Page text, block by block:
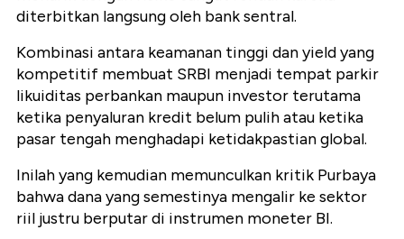
diterbitkan langsung oleh bank sentral.
Kombinasi antara keamanan tinggi dan yield yang
kompetitif membuat SRBI menjadi tempat parkir
likuiditas perbankan maupun investor terutama
ketika penyaluran kredit belum pulih atau ketika
pasar tengah menghadapi ketidakpastian global.
Inilah yang kemudian memunculkan kritik Purbaya
bahwa dana yang semestinya mengalir ke sektor
riil justru berputar di instrumen moneter BI.